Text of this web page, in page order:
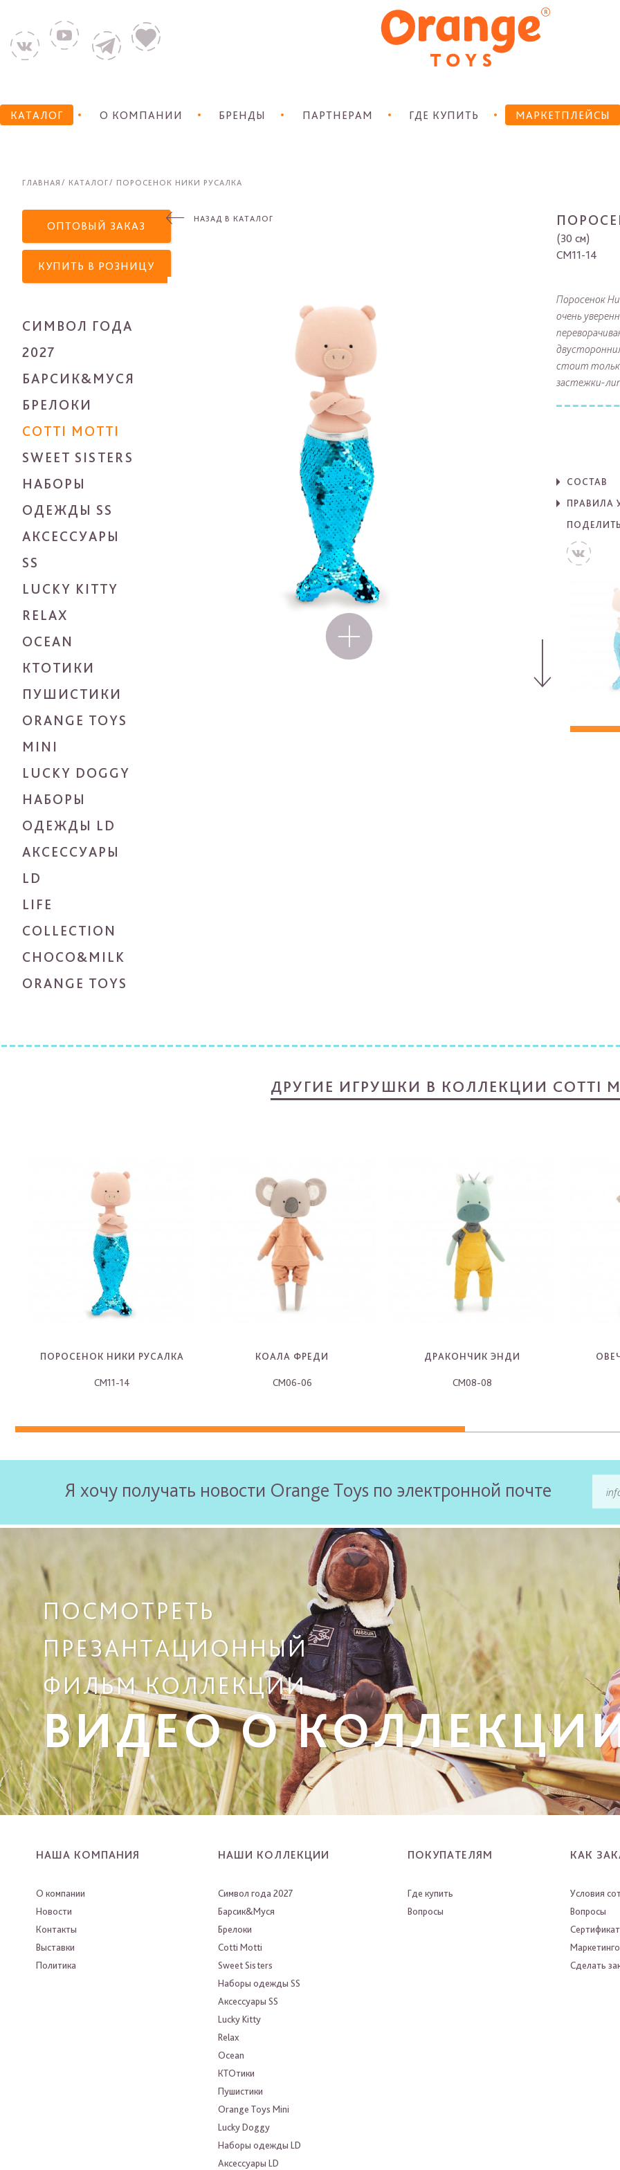
КАТАЛОГ О КОМПАНИИ БРЕНДЫ ПАРТНЕРАМ ГДЕ КУПИТЬ МАРКЕТПЛЕЙСЫ
ГЛАВНАЯ КАТАЛОГ ПОРОСЕНОК НИКИ РУСАЛКА
ОПТОВЫЙ ЗАКАЗ
КУПИТЬ В РОЗНИЦУ
СИМВОЛ ГОДА
2027
БАРСИК&МУСЯ
БРЕЛОКИ
COTTI MOTTI
SWEET SISTERS
НАБОРЫ
ОДЕЖДЫ SS
АКСЕССУАРЫ
SS
LUCKY KITTY
RELAX
OCEAN
КТОТИКИ
ПУШИСТИКИ
ORANGE TOYS
MINI
LUCKY DOGGY
НАБОРЫ
ОДЕЖДЫ LD
АКСЕССУАРЫ
LD
LIFE
COLLECTION
CHOCO&MILK
ORANGE TOYS
НАЗАД В КАТАЛОГ
(30 см)
CM11-14
Поросенок
очень
стоит
застежки-
СОСТАВ
ПРАВИЛА
ДРУГИЕ ИГРУШКИ В КОЛЛЕКЦИИ COTTI
ПОРОСЕНОК НИКИ РУСАЛКА
CM11-14
КОАЛА ФРЕДИ
CM06-06
ДРАКОНЧИК ЭНДИ
CM08-08
Я хочу получать новости Orange Toys по электронной почте
ПОСМОТРЕТЬ
ПРЕЗАНТАЦИОННЫЙ
ФИЛЬМ КОЛЛЕКЦИИ
ВИДЕО О
НАША КОМПАНИЯ
О компании
Новости
Контакты
Выставки
Политика
НАШИ КОЛЛЕКЦИИ
Символ года 2027
Барсик&Муся
Брелоки
Cotti Motti
Sweet Sisters
Наборы одежды SS
Аксессуары SS
Lucky Kitty
Relax
Ocean
КТОтики
Пушистики
Orange Toys Mini
Lucky Doggy
Наборы одежды LD
Аксессуары LD
ПОКУПАТЕЛЯМ
Где купить
Вопросы
КАК
Условия
Вопросы
Сделать